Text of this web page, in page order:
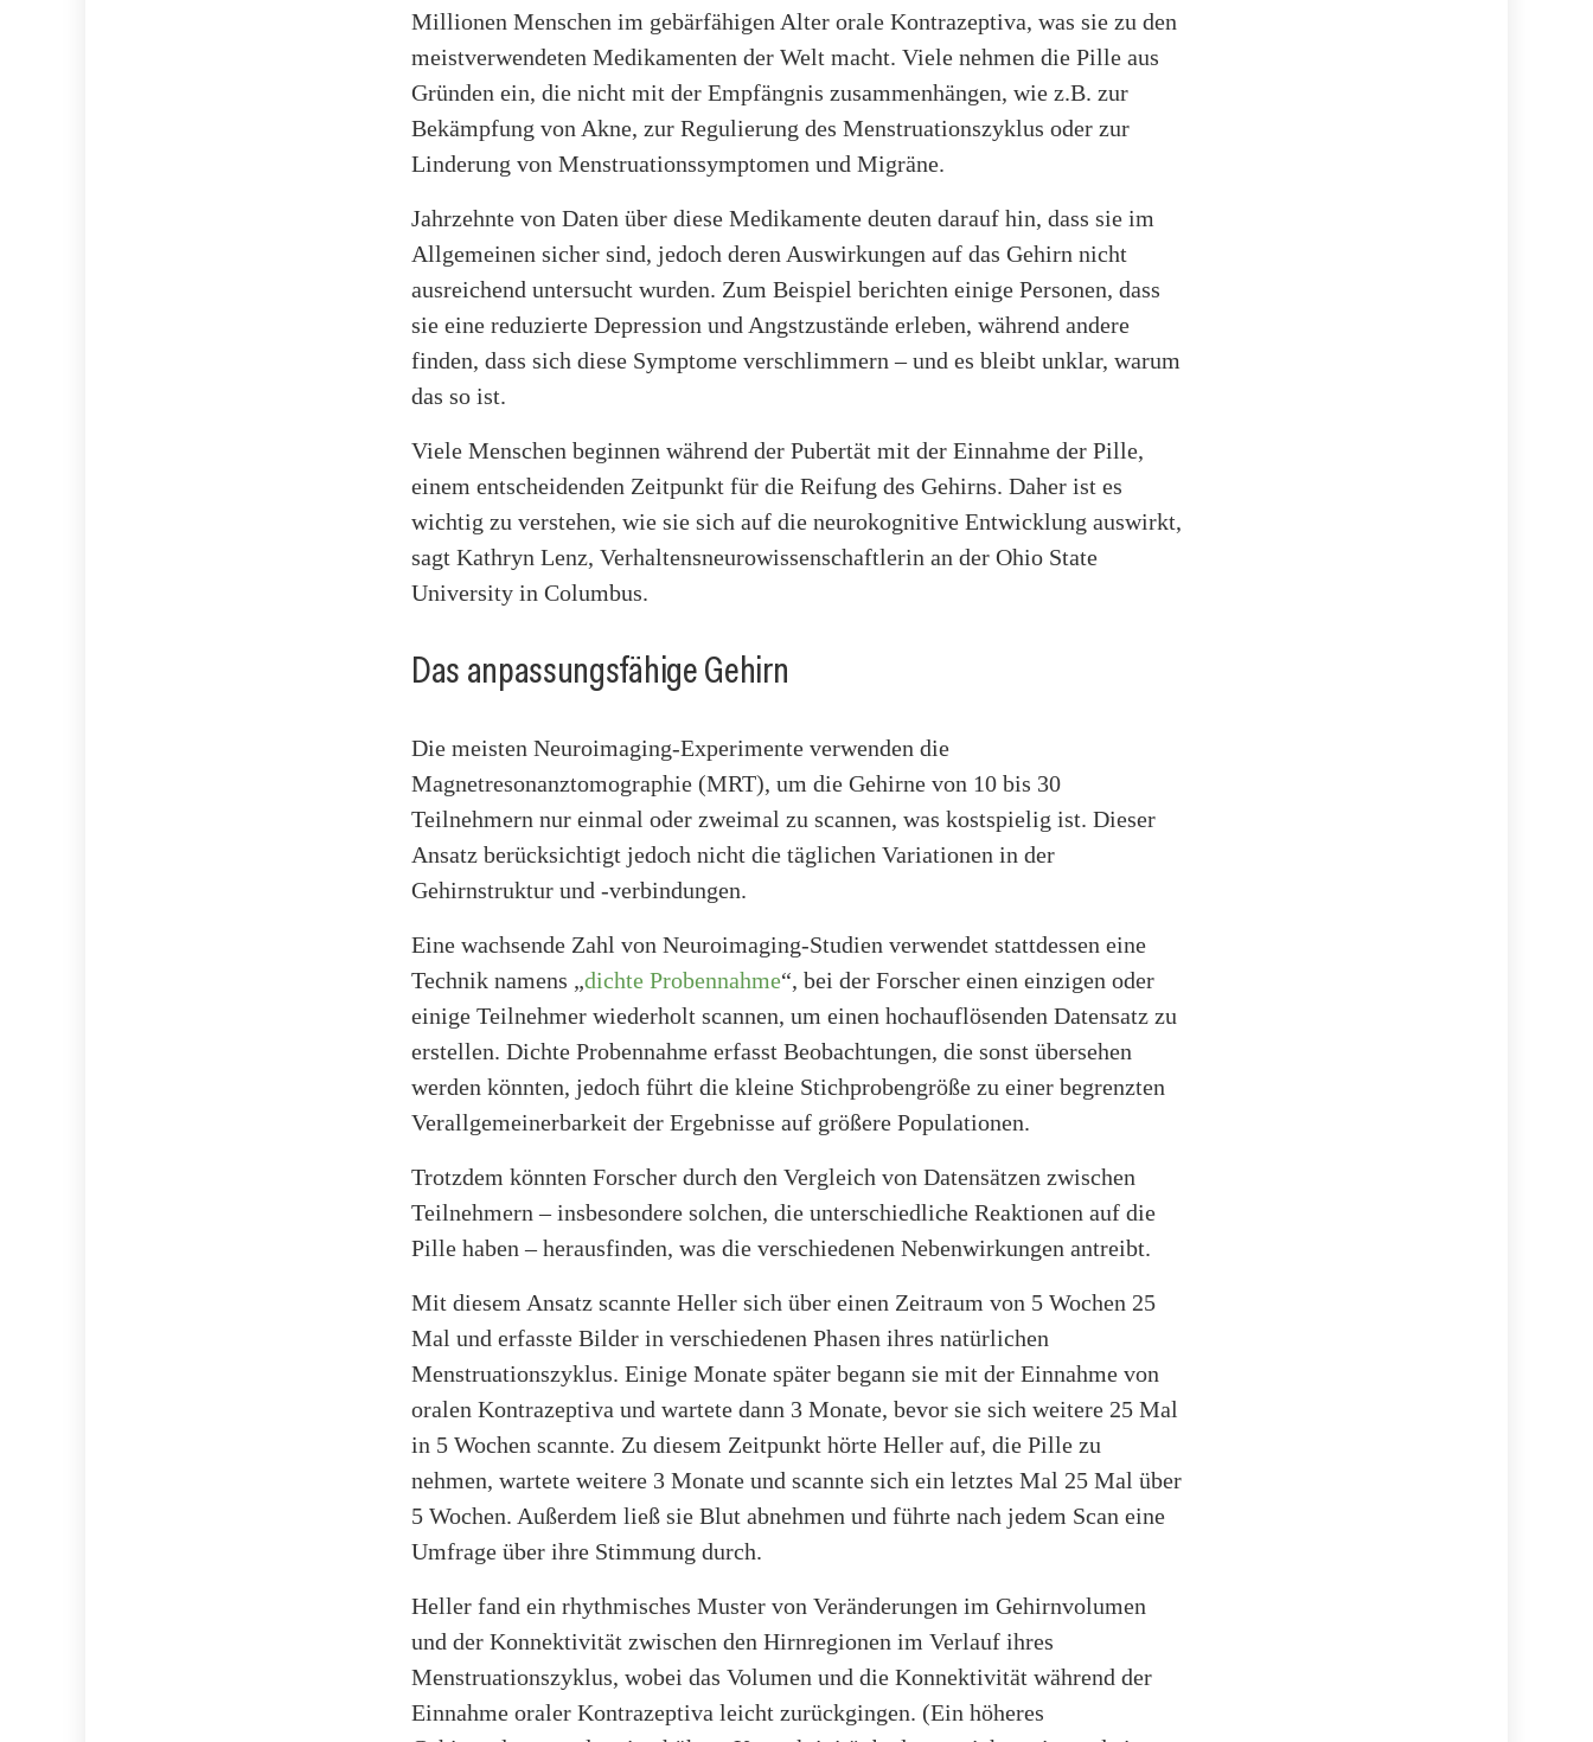
Millionen Menschen im gebärfähigen Alter orale Kontrazeptiva, was sie zu den
meistverwendeten Medikamenten der Welt macht. Viele nehmen die Pille aus
Gründen ein, die nicht mit der Empfängnis zusammenhängen, wie z.B. zur
Bekämpfung von Akne, zur Regulierung des Menstruationszyklus oder zur
Linderung von Menstruationssymptomen und Migräne.
Jahrzehnte von Daten über diese Medikamente deuten darauf hin, dass sie im
Allgemeinen sicher sind, jedoch deren Auswirkungen auf das Gehirn nicht
ausreichend untersucht wurden. Zum Beispiel berichten einige Personen, dass
sie eine reduzierte Depression und Angstzustände erleben, während andere
finden, dass sich diese Symptome verschlimmern – und es bleibt unklar, warum
das so ist.
Viele Menschen beginnen während der Pubertät mit der Einnahme der Pille,
einem entscheidenden Zeitpunkt für die Reifung des Gehirns. Daher ist es
wichtig zu verstehen, wie sie sich auf die neurokognitive Entwicklung auswirkt,
sagt Kathryn Lenz, Verhaltensneurowissenschaftlerin an der Ohio State
University in Columbus.
Das anpassungsfähige Gehirn
Die meisten Neuroimaging-Experimente verwenden die
Magnetresonanztomographie (MRT), um die Gehirne von 10 bis 30
Teilnehmern nur einmal oder zweimal zu scannen, was kostspielig ist. Dieser
Ansatz berücksichtigt jedoch nicht die täglichen Variationen in der
Gehirnstruktur und -verbindungen.
Eine wachsende Zahl von Neuroimaging-Studien verwendet stattdessen eine
Technik namens „dichte Probennahme“, bei der Forscher einen einzigen oder
einige Teilnehmer wiederholt scannen, um einen hochauflösenden Datensatz zu
erstellen. Dichte Probennahme erfasst Beobachtungen, die sonst übersehen
werden könnten, jedoch führt die kleine Stichprobengröße zu einer begrenzten
Verallgemeinerbarkeit der Ergebnisse auf größere Populationen.
Trotzdem könnten Forscher durch den Vergleich von Datensätzen zwischen
Teilnehmern – insbesondere solchen, die unterschiedliche Reaktionen auf die
Pille haben – herausfinden, was die verschiedenen Nebenwirkungen antreibt.
Mit diesem Ansatz scannte Heller sich über einen Zeitraum von 5 Wochen 25
Mal und erfasste Bilder in verschiedenen Phasen ihres natürlichen
Menstruationszyklus. Einige Monate später begann sie mit der Einnahme von
oralen Kontrazeptiva und wartete dann 3 Monate, bevor sie sich weitere 25 Mal
in 5 Wochen scannte. Zu diesem Zeitpunkt hörte Heller auf, die Pille zu
nehmen, wartete weitere 3 Monate und scannte sich ein letztes Mal 25 Mal über
5 Wochen. Außerdem ließ sie Blut abnehmen und führte nach jedem Scan eine
Umfrage über ihre Stimmung durch.
Heller fand ein rhythmisches Muster von Veränderungen im Gehirnvolumen
und der Konnektivität zwischen den Hirnregionen im Verlauf ihres
Menstruationszyklus, wobei das Volumen und die Konnektivität während der
Einnahme oraler Kontrazeptiva leicht zurückgingen. (Ein höheres